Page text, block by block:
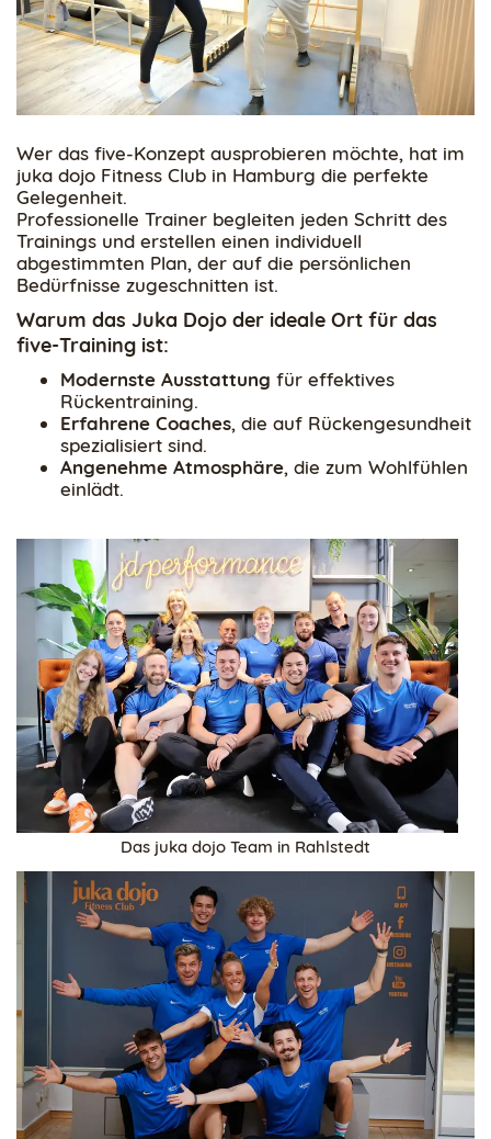
Wer das five-Konzept ausprobieren möchte, hat im
juka dojo Fitness Club in Hamburg die perfekte
Gelegenheit.
Professionelle Trainer begleiten jeden Schritt des
Trainings und erstellen einen individuell
abgestimmten Plan, der auf die persönlichen
Bedürfnisse zugeschnitten ist.
Warum das Juka Dojo der ideale Ort für das
five-Training ist:
Modernste Ausstattung für effektives
Rückentraining.
Erfahrene Coaches, die auf Rückengesundheit
spezialisiert sind.
Angenehme Atmosphäre, die zum Wohlfühlen
einlädt.
Das juka dojo Team in Rahlstedt